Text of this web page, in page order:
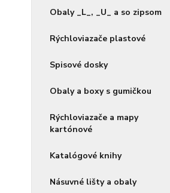
Obaly _L_, _U_ a so zipsom
Rýchloviazače plastové
Spisové dosky
Obaly a boxy s gumičkou
Rýchloviazače a mapy
kartónové
Katalógové knihy
Násuvné lišty a obaly